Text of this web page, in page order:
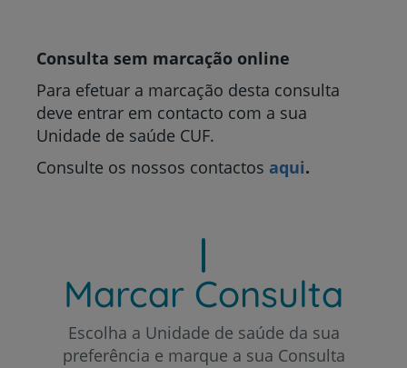
Consulta sem marcação online
Para efetuar a marcação desta consulta
deve entrar em contacto com a sua
Unidade de saúde CUF.
Consulte os nossos contactos aqui.
Marcar Consulta
Escolha a Unidade de saúde da sua
preferência e marque a sua Consulta